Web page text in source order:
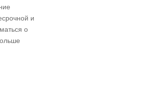
и
о